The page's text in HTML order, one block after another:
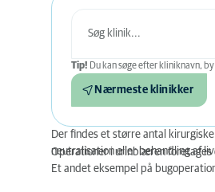
Tip! Du kan søge efter kliniknavn,
Nærmeste klinikker
Der findes et større antal
neutralisation eller behandling af
Operationer i urinblæren
Et andet eksempel på